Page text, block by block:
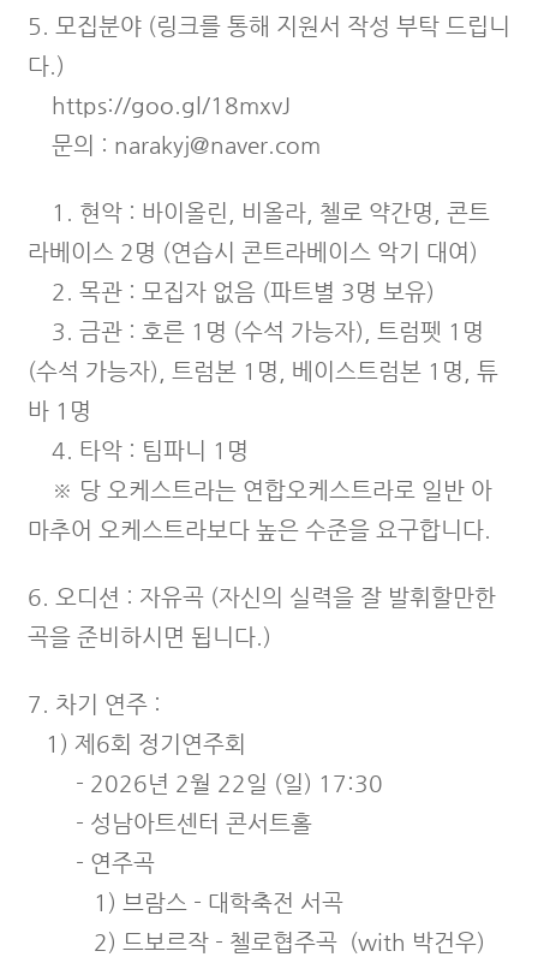
​5. 모집분야 (링크를 통해 지원서 작성 부탁 드립니
다.)
https://goo.gl/18mxvJ
문의 : narakyj@naver.com
​ 1. 현악 : 바이올린, 비올라, 첼로 약간명, 콘트
라베이스 2명 (연습시 콘트라베이스 악기 대여)
2. 목관 : 모집자 없음 (파트별 3명 보유)
3. 금관 : 호른 1명 (수석 가능자) , 트럼펫 1명
(수석 가능자), 트럼본 1명, 베이스트럼본 1명, 튜
바 1명
4. 타악 : 팀파니 1명
​ ※ 당 오케스트라는 연합오케스트라로 일반 아
마추어 오케스트라보다 높은 수준을 요구합니다.
​6. 오디션 : 자유곡 (자신의 실력을 잘 발휘할만한
곡을 준비하시면 됩니다.)
​7. 차기 연주 :
1) 제6회 정기연주회
- 2026년 2월 22일 (일) 17:30
- 성남아트센터 콘서트홀
- 연주곡
1) 브람스 - 대학축전 서곡
2) 드보르작 - 첼로협주곡 (with 박건우)